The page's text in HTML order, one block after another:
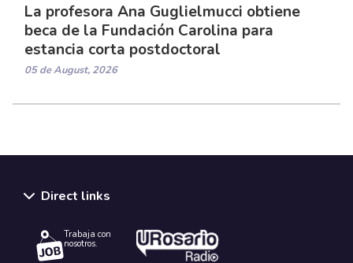
La profesora Ana Guglielmucci obtiene
beca de la Fundación Carolina para
estancia corta postdoctoral
05 de August, 2026
Direct links
Trabaja con
nosotros.